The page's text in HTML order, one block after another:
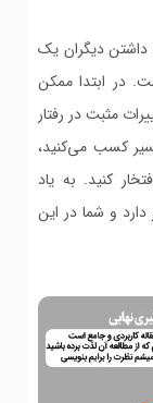
داشتن دیگران یک
در ابتدا ممکن
مثبت در رفتار
کسب می‌کنید،
کنید. به یاد
دارد و شما در این